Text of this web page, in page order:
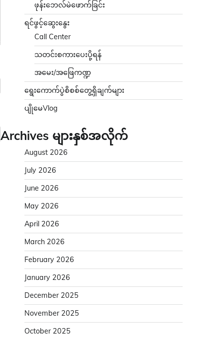
ဖုန်းဘေလ်မဲဖောက်ခြင်း
ရင်ဖွင့်ဆွေးနွေး
Call Center
သတင်းစကားပေးပို့ရန်
အမေး/အဖြေကဏ္ဍ
ရွေးကောက်ပွဲစိစစ်တွေ့ရှိချက်များ
ပျိုမေVlog
Archives များနှစ်အလိုက်
August 2026
July 2026
June 2026
May 2026
April 2026
March 2026
February 2026
January 2026
December 2025
November 2025
October 2025